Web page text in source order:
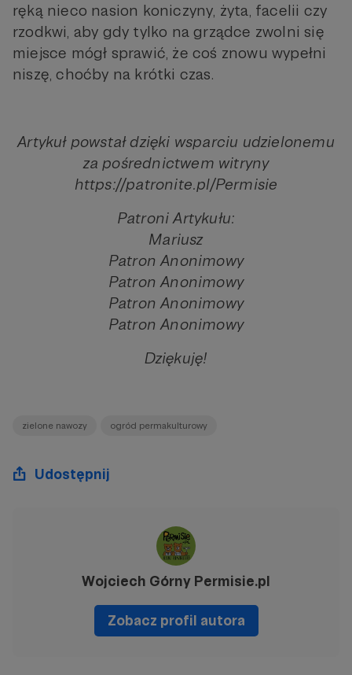
ręką nieco nasion koniczyny, żyta, facelii czy
rzodkwi, aby gdy tylko na grządce zwolni się
miejsce mógł sprawić, że coś znowu wypełni
niszę, choćby na krótki czas.
Artykuł powstał dzięki wsparciu udzielonemu
za pośrednictwem witryny
https://patronite.pl/Permisie
Patroni Artykułu:
Mariusz
Patron Anonimowy
Patron Anonimowy
Patron Anonimowy
Patron Anonimowy
Dziękuję!
zielone nawozy ogród permakulturowy
Udostępnij
Wojciech Górny Permisie.pl
Zobacz profil autora